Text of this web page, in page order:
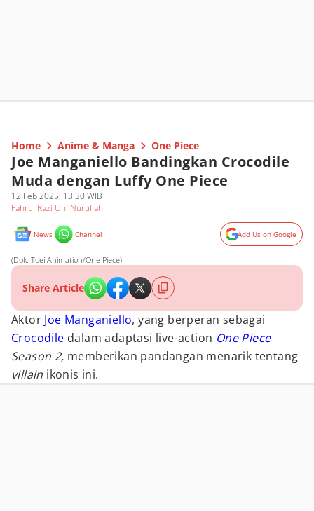
Home Anime & Manga One Piece
Joe Manganiello Bandingkan Crocodile
Muda dengan Luffy One Piece
12 Feb 2025, 13:30 WIB
Fahrul Razi Uni Nurullah
News Channel Add Us on Google
(Dok. Toei Animation/One Piece)
Share Article
Aktor Joe Manganiello, yang berperan sebagai
Crocodile dalam adaptasi live-action One Piece
Season 2, memberikan pandangan menarik tentang
villain ikonis ini.